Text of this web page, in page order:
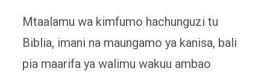
Mtaalamu wa kimfumo hachunguzi tu
Biblia, imani na maungamo ya kanisa, bali
pia maarifa ya walimu wakuu ambao